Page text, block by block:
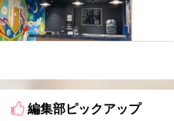
編集部ピックアップ